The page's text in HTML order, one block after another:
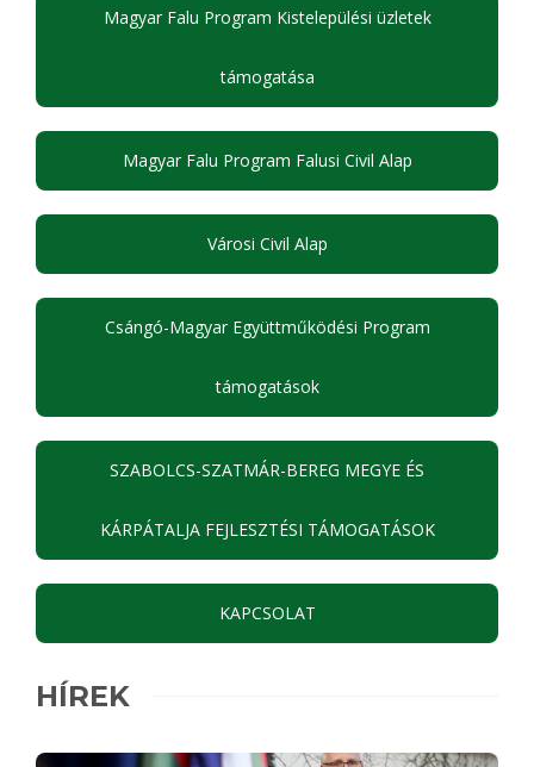
Magyar Falu Program Kistelepülési üzletek
támogatása
Magyar Falu Program Falusi Civil Alap
Városi Civil Alap
Csángó-Magyar Együttműködési Program
támogatások
SZABOLCS-SZATMÁR-BEREG MEGYE ÉS
KÁRPÁTALJA FEJLESZTÉSI TÁMOGATÁSOK
KAPCSOLAT
HÍREK